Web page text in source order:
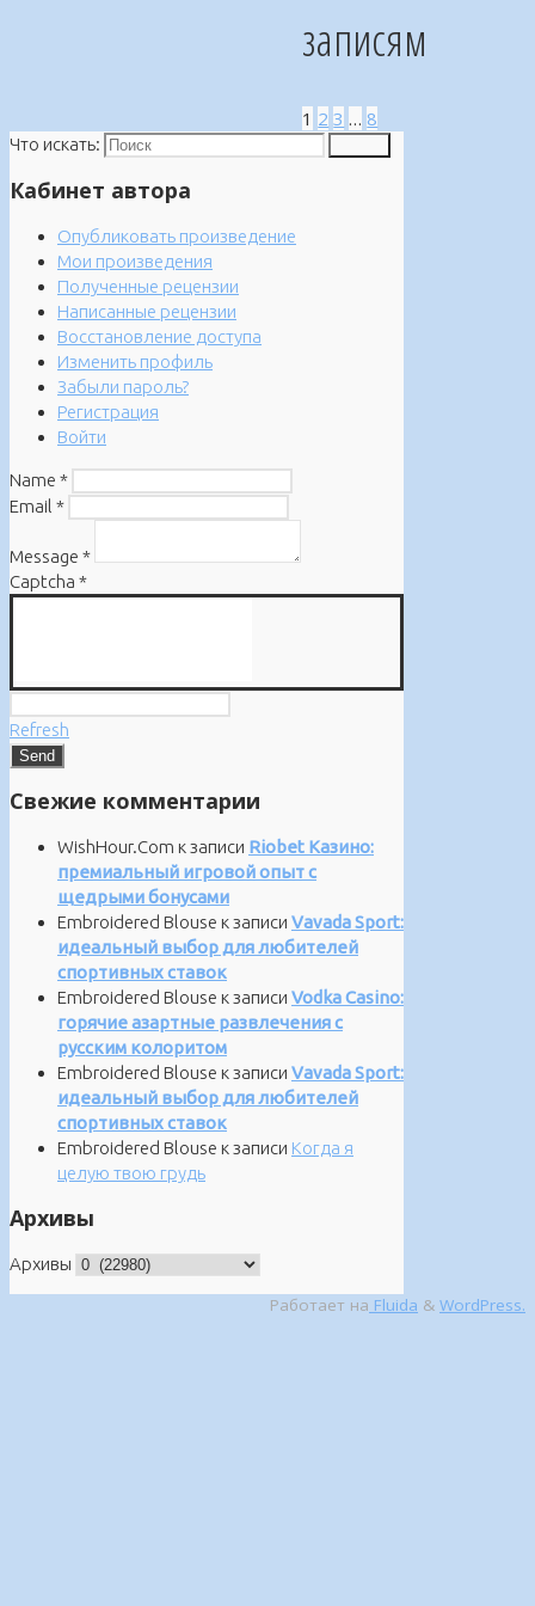
записям
1 2 3 … 8
Что искать:
Кабинет автора
Опубликовать произведение
Мои произведения
Полученные рецензии
Написанные рецензии
Восстановление доступа
Изменить профиль
Забыли пароль?
Регистрация
Войти
Name *
Email *
Message *
Captcha *
Refresh
Свежие комментарии
WishHour.Com к записи Riobet Казино:
премиальный игровой опыт с
щедрыми бонусами
Embroidered Blouse к записи Vavada Sport:
идеальный выбор для любителей
спортивных ставок
Embroidered Blouse к записи Vodka Casino:
горячие азартные развлечения с
русским колоритом
Embroidered Blouse к записи Vavada Sport:
идеальный выбор для любителей
спортивных ставок
Embroidered Blouse к записи Когда я
целую твою грудь
Архивы
Архивы
Работает на Fluida & WordPress.